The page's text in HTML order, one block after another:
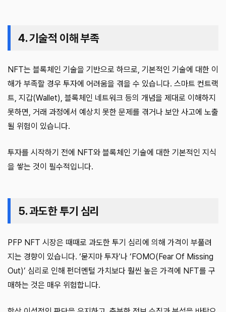
4. 기술적 이해 부족
NFT는 블록체인 기술을 기반으로 하므로, 기본적인 기술에 대한 이
해가 부족할 경우 투자에 어려움을 겪을 수 있습니다. 스마트 컨트랙
트, 지갑(Wallet), 블록체인 네트워크 등의 개념을 제대로 이해하지
못하면, 거래 과정에서 예상치 못한 문제를 겪거나 보안 사고에 노출
될 위험이 있습니다.
투자를 시작하기 전에 NFT와 블록체인 기술에 대한 기본적인 지식
을 쌓는 것이 필수적입니다.
5. 과도한 투기 심리
PFP NFT 시장은 때때로 과도한 투기 심리에 의해 가격이 부풀려
지는 경향이 있습니다. ‘묻지마 투자’나 ‘FOMO(Fear Of Missing
Out)’ 심리로 인해 펀더멘털 가치보다 훨씬 높은 가격에 NFT를 구
매하는 것은 매우 위험합니다.